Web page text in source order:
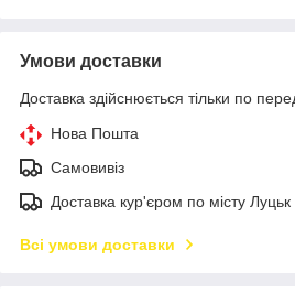
Умови доставки
Доставка здійснюється тільки по
Нова Пошта
Самовивіз
Доставка кур'єром по місту Луцьк
Всі умови доставки